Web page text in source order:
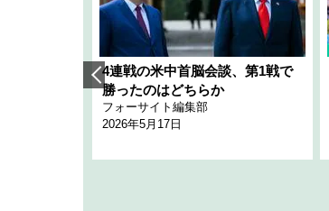
4連戦の米中首脳会談、第1戦で
勝ったのはどちらか
フォーサイト編集部
2026年5月17日